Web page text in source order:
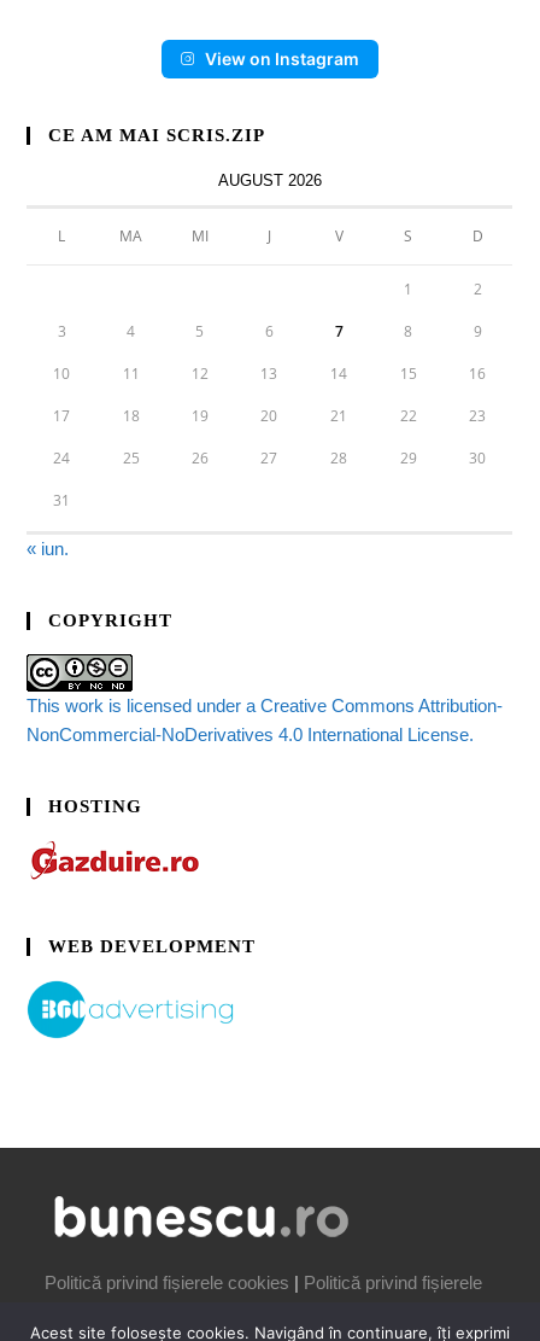
View on Instagram
CE AM MAI SCRIS.ZIP
AUGUST 2026
L MA MI J V S D
1 2
3 4 5 6 7 8 9
10 11 12 13 14 15 16
17 18 19 20 21 22 23
24 25 26 27 28 29 30
31
« iun.
COPYRIGHT
This work is licensed under a Creative Commons Attribution-
NonCommercial-NoDerivatives 4.0 International License.
HOSTING
WEB DEVELOPMENT
Politică privind fișierele cookies | Politică privind fișierele
Acest site folosește cookies. Navigând în continuare, îți exprimi